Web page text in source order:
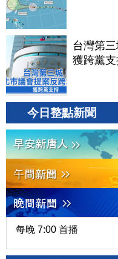
台灣第
獲跨黨
今日整點新聞
每晚 7:00 首播